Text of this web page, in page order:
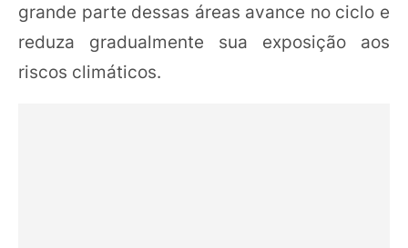
grande parte dessas áreas avance no ciclo e
reduza gradualmente sua exposição aos
riscos climáticos.